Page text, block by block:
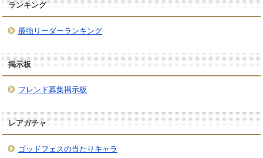
ランキング
最強リーダーランキング
掲示板
フレンド募集掲示板
レアガチャ
ゴッドフェスの当たりキャラ